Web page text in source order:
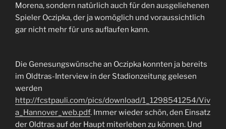
Morena, sondern natürlich auch für den ausgeliehenen
Spieler Oczipka, der ja womöglich und voraussichtlich
gar nicht mehr für uns auflaufen kann.
Die Genesungswünsche an Oczipka konnten ja bereits
im Oldtras-Interview in der Stadionzeitung gelesen
werden
http://fcstpauli.com/pics/download/1_1298541254/Viv
a_Hannover_web.pdf. Immer wieder schön, den Einsatz
der Oldtras auf der Haupt miterleben zu können. Und